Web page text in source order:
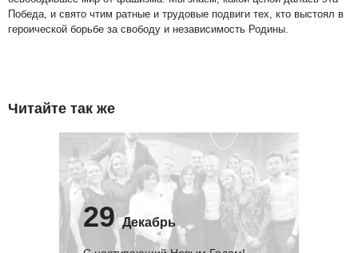
Победа, и свято чтим ратные и трудовые подвиги тех, кто выстоял в
героической борьбе за свободу и независимость Родины.
Читайте так же
29 Декабрь